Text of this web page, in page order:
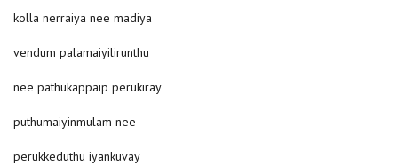
kolla nerraiya nee madiya
vendum palamaiyilirunthu
nee pathukappaip perukiray
puthumaiyinmulam nee
perukkeduthu iyankuvay